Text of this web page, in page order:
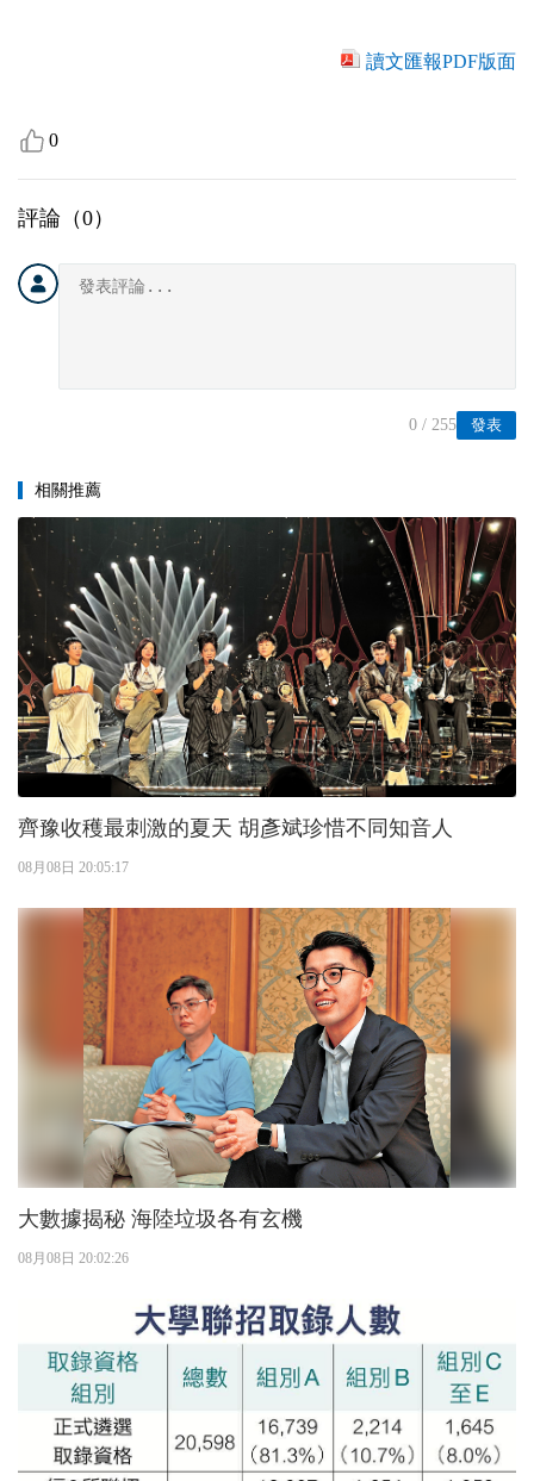
讀文匯報PDF版面
0
評論（0）
發表
0 / 255
相關推薦
齊豫收穫最刺激的夏天 胡彥斌珍惜不同知音人
08月08日 20:05:17
大數據揭秘 海陸垃圾各有玄機
08月08日 20:02:26